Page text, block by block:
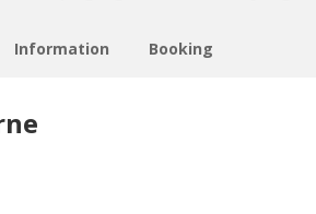
Information Booking